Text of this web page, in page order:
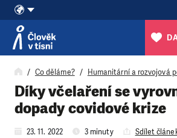
Přeskočit na obsah
Co děláme? Humanitární a rozvojová
Díky včelaření se
dopady covidové krize
23. 11. 2022 3 minuty Sdílet